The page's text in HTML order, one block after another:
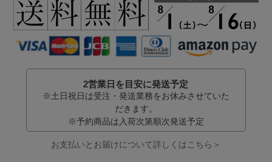
2営業日を目安に発送予定
※土日祝日は受注・発送業務をお休みさせていた
だきます。
※予約商品は入荷次第順次発送予定
お支払いとお届けについて詳しくはこちら＞